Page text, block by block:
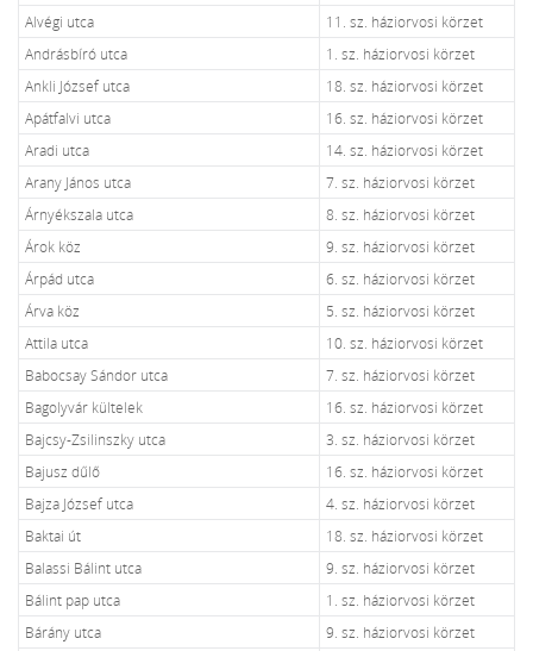
Alvégi utca
11. sz. háziorvosi körzet
Andrásbíró utca
1. sz. háziorvosi körzet
Ankli József utca
18. sz. háziorvosi körzet
Apátfalvi utca
16. sz. háziorvosi körzet
Aradi utca
14. sz. háziorvosi körzet
Arany János utca
7. sz. háziorvosi körzet
Árnyékszala utca
8. sz. háziorvosi körzet
Árok köz
9. sz. háziorvosi körzet
Árpád utca
6. sz. háziorvosi körzet
Árva köz
5. sz. háziorvosi körzet
Attila utca
10. sz. háziorvosi körzet
Babocsay Sándor utca
7. sz. háziorvosi körzet
Bagolyvár kültelek
16. sz. háziorvosi körzet
Bajcsy-Zsilinszky utca
3. sz. háziorvosi körzet
Bajusz dűlő
16. sz. háziorvosi körzet
Bajza József utca
4. sz. háziorvosi körzet
Baktai út
18. sz. háziorvosi körzet
Balassi Bálint utca
9. sz. háziorvosi körzet
Bálint pap utca
1. sz. háziorvosi körzet
Bárány utca
9. sz. háziorvosi körzet